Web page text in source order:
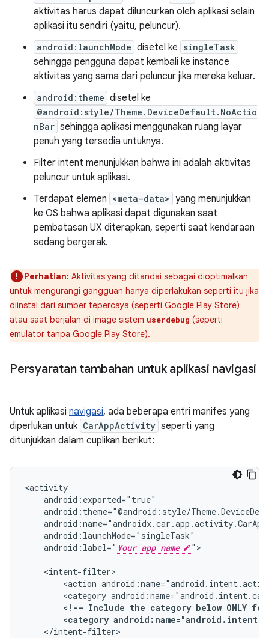
aktivitas harus dapat diluncurkan oleh aplikasi selain
aplikasi itu sendiri (yaitu, peluncur).
android:launchMode disetel ke singleTask
sehingga pengguna dapat kembali ke instance
aktivitas yang sama dari peluncur jika mereka keluar.
android:theme disetel ke
@android:style/Theme.DeviceDefault.NoActio
nBar sehingga aplikasi menggunakan ruang layar
penuh yang tersedia untuknya.
Filter intent menunjukkan bahwa ini adalah aktivitas
peluncur untuk aplikasi.
Terdapat elemen <meta-data> yang menunjukkan
ke OS bahwa aplikasi dapat digunakan saat
pembatasan UX diterapkan, seperti saat kendaraan
sedang bergerak.
Perhatian: Aktivitas yang ditandai sebagai dioptimalkan
untuk mengurangi gangguan hanya diperlakukan seperti itu jika
diinstal dari sumber tepercaya (seperti Google Play Store)
atau saat berjalan di image sistem userdebug (seperti
emulator tanpa Google Play Store).
Persyaratan tambahan untuk aplikasi navigasi
Untuk aplikasi navigasi, ada beberapa entri manifes yang
diperlukan untuk CarAppActivity seperti yang
ditunjukkan dalam cuplikan berikut:
android:label=" Your app name ">
<action
<category
<!-- Include the category below ONLY for
<category
</intent-filter>